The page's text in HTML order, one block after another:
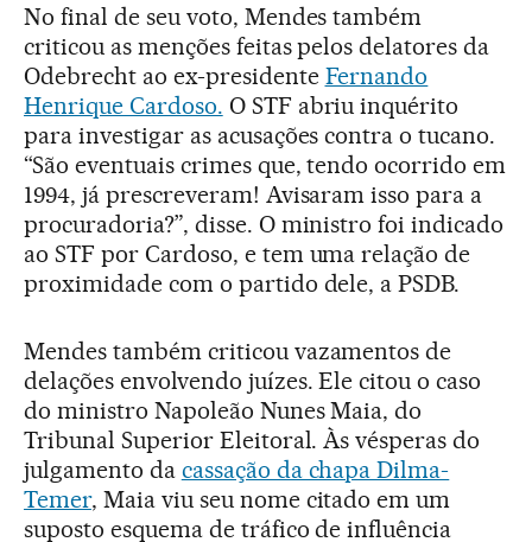
No final de seu voto, Mendes também
criticou as menções feitas pelos delatores da
Odebrecht ao ex-presidente Fernando
Henrique Cardoso. O STF abriu inquérito
para investigar as acusações contra o tucano.
“São eventuais crimes que, tendo ocorrido em
1994, já prescreveram! Avisaram isso para a
procuradoria?”, disse. O ministro foi indicado
ao STF por Cardoso, e tem uma relação de
proximidade com o partido dele, a PSDB.
Mendes também criticou vazamentos de
delações envolvendo juízes. Ele citou o caso
do ministro Napoleão Nunes Maia, do
Tribunal Superior Eleitoral. Às vésperas do
julgamento da cassação da chapa Dilma-
Temer, Maia viu seu nome citado em um
suposto esquema de tráfico de influência